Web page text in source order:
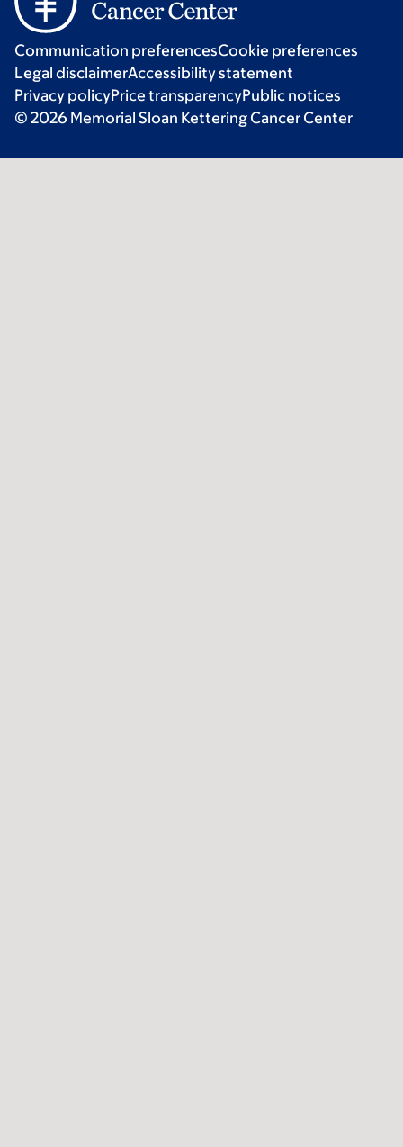
Communication preferencesCookie preferences
Legal disclaimerAccessibility statement
Privacy policyPrice transparencyPublic notices
© 2026 Memorial Sloan Kettering Cancer Center